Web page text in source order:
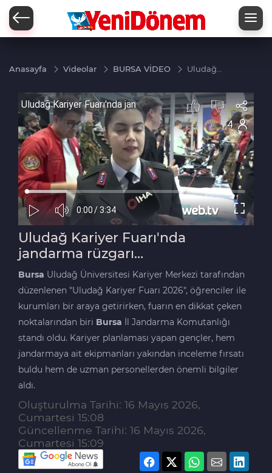
Anasayfa Videolar BURSA VİDEO
Uludağ
jandarma
rüzgarı…
Uludağ Kariyer Fuarı'nda
jandarma rüzgarı…
Bursa Uludağ Üniversitesi Kariyer Merkezi tarafından
düzenlenen "Uludağ Kariyer Fuarı 2026", öğrenciler ile
kurumları bir araya getirirken, fuarın en dikkat çeken
noktalarından biri Bursa İl Jandarma Komutanlığı
standı oldu. Kariyer planlaması yapan gençler, hem
jandarmaya ait ekipmanları yakından inceleme fırsatı
buldu hem de uzman personellerden önemli bilgiler
aldı.
Oluşturulma Tarihi: 16 Mayıs 2026,
Cumartesi 15:08
Güncellenme Tarihi: 16 Mayıs 2026,
Cumartesi 15:09